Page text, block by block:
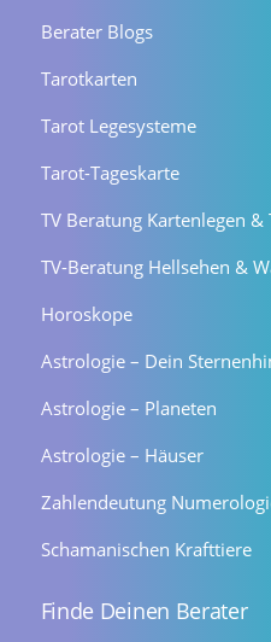
Berater Blogs
Tarotkarten
Tarot Legesysteme
Tarot-Tageskarte
TV Beratung Kartenlegen &
TV-Beratung Hellsehen &
Horoskope
Astrologie – Dein
Astrologie – Planeten
Astrologie – Häuser
Zahlendeutung
Schamanischen Krafttiere
Finde Deinen Berater